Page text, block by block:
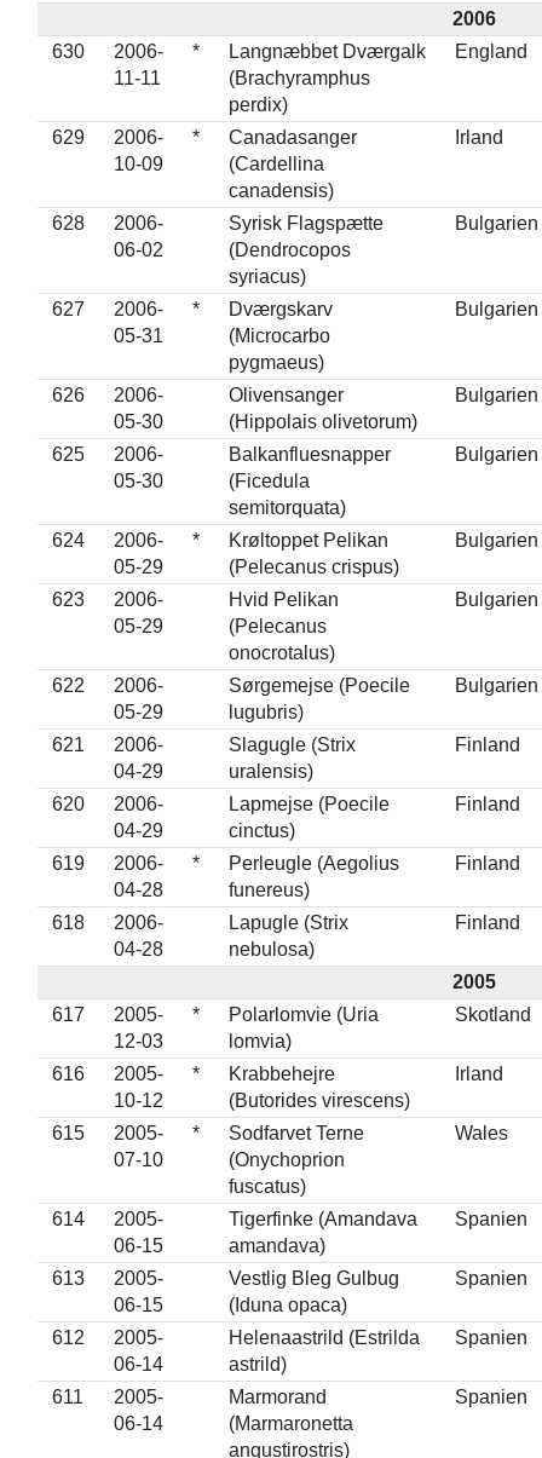
2006
630
2006-
11-11
*
Langnæbbet Dværgalk
(Brachyramphus
perdix)
England
629
2006-
10-09
*
Canadasanger
(Cardellina
canadensis)
Irland
628
2006-
06-02
Syrisk Flagspætte
(Dendrocopos
syriacus)
Bulgarien
627
2006-
05-31
*
Dværgskarv
(Microcarbo
pygmaeus)
Bulgarien
626
2006-
05-30
Olivensanger
(Hippolais olivetorum)
Bulgarien
625
2006-
05-30
Balkanfluesnapper
(Ficedula
semitorquata)
Bulgarien
624
2006-
05-29
*
Krøltoppet Pelikan
(Pelecanus crispus)
Bulgarien
623
2006-
05-29
Hvid Pelikan
(Pelecanus
onocrotalus)
Bulgarien
622
2006-
05-29
Sørgemejse (Poecile
lugubris)
Bulgarien
621
2006-
04-29
Slagugle (Strix
uralensis)
Finland
620
2006-
04-29
Lapmejse (Poecile
cinctus)
Finland
619
2006-
04-28
*
Perleugle (Aegolius
funereus)
Finland
618
2006-
04-28
Lapugle (Strix
nebulosa)
Finland
2005
617
2005-
12-03
*
Polarlomvie (Uria
lomvia)
Skotland
616
2005-
10-12
*
Krabbehejre
(Butorides virescens)
Irland
615
2005-
07-10
*
Sodfarvet Terne
(Onychoprion
fuscatus)
Wales
614
2005-
06-15
Tigerfinke (Amandava
amandava)
Spanien
613
2005-
06-15
Vestlig Bleg Gulbug
(Iduna opaca)
Spanien
612
2005-
06-14
Helenaastrild (Estrilda
astrild)
Spanien
611
2005-
06-14
Marmorand
(Marmaronetta
angustirostris)
Spanien